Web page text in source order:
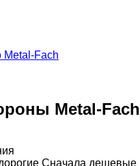
Fach
Metal-Fach
Сначала дешевые